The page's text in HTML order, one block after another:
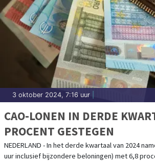
3 oktober 2024, 7:16 uur
CAO-LONEN IN DERDE
PROCENT GESTEGEN
NEDERLAND - In het derde kwartaal van 2024
uur inclusief bijzondere beloningen) met 6,8